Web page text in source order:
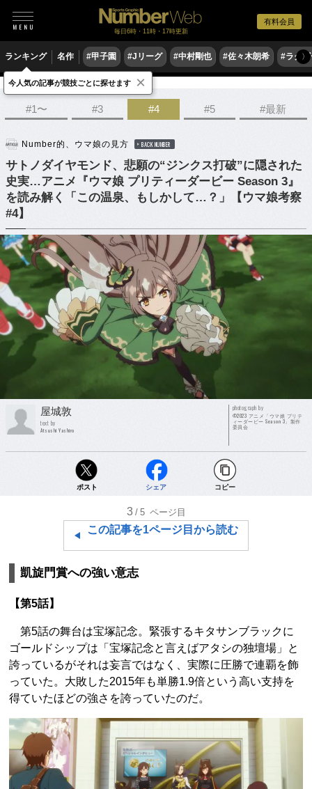
有料会員
毎日6時・11時・17時更新
ランキング 名作 #甲子園 #Jリーグ #中村剛也 #佐々木朗希 #ラグ〉
競馬
#1〜 #3 #4 #5 #最新
Number的、ウマ娘の見方 BACK NUMBER
サトノダイヤモンド、悲願の“ジンクス打破”に隠された
史実…アニメ『ウマ娘 プリティーダービー Season 3』
を読み解く「この温泉、もしかして…？」【ウマ娘考察
#4】
屋城敦
text by
Atsushi Yashiro
photograph by
©2023 アニメ「ウマ娘 プリテ
ィーダービー Season 3」製作
委員会
ポスト シェア コピー
3 /5 ページ目
この記事を1ページ目から読む
凱旋門賞への強い意志
【第5話】
第5話の舞台は宝塚記念。緊張するキタサンブラックに
ゴールドシップは「宝塚記念と言えばアタシの独壇場」と
誇っているがそれは妄言ではなく、実際に圧勝で連覇を飾
っていた。大敗した2015年も単勝1.9倍という高い支持を
得ていたほどの強さを誇っていたのだ。
今人気の記事が競技ごとに探せます ×